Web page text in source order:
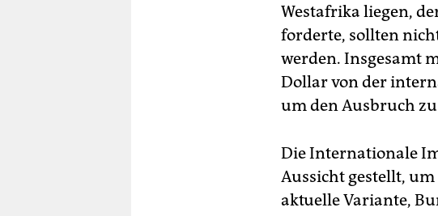
Westafrika liegen,
forderte, sollten
werden. Insgesamt
Dollar von der
um den Ausbruch
Die Internationale
Aussicht gestellt,
aktuelle Variante,